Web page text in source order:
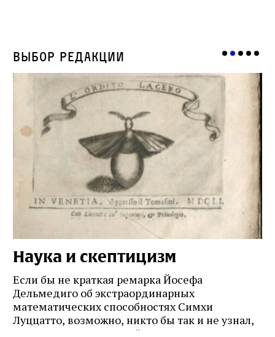
Выбор редакции
Наука и скептицизм
Если бы не краткая ремарка Йосефа
Дельмедиго об экстраординарных
математических способностях Симхи
Луццатто, возможно, никто бы так и не узнал,
что этот эрудированный и несколько